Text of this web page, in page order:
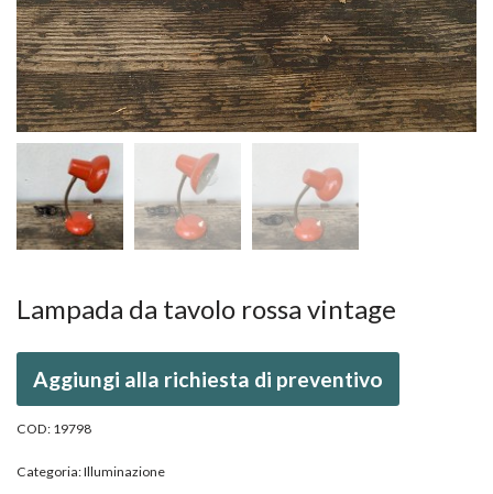
Lampada da tavolo rossa vintage
Aggiungi alla richiesta di preventivo
COD: 19798
Categoria:Illuminazione